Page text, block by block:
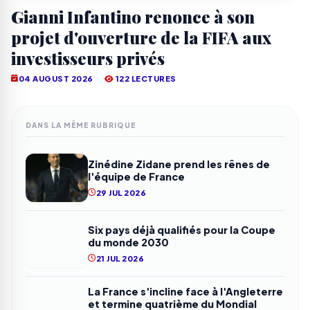
Gianni Infantino renonce à son
projet d'ouverture de la FIFA aux
investisseurs privés
04 AUGUST 2026 122 LECTURES
DANS LA MÊME RUBRIQUE
Zinédine Zidane prend les rênes de
l'équipe de France
29 JUL 2026
Six pays déjà qualifiés pour la Coupe
du monde 2030
21 JUL 2026
La France s'incline face à l'Angleterre
et termine quatrième du Mondial